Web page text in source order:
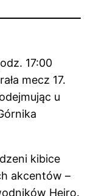
17:00
mecz 17.
u
kibice
akcentów –
Heiro.